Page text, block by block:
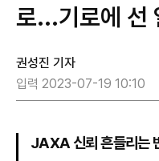
로...기로에 선
권성진 기자
입력 2023-07-19 10:10
JAXA 신뢰 흔들리는